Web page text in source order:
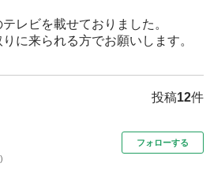
レビを載せておりました。
に来られる方でお願いします。
投稿12件
)
フォローする